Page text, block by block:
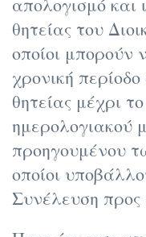
θητείας του
οποίοι μπορούν
χρονική
θητείας μέχρι
ημερολογιακού
προηγουμένου
οποίοι
Συνέλευση προς